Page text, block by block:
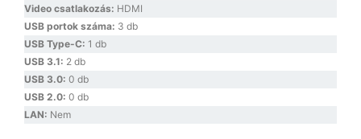
Video csatlakozás: HDMI
USB portok száma: 3 db
USB Type-C: 1 db
USB 3.1: 2 db
USB 3.0: 0 db
USB 2.0: 0 db
LAN: Nem